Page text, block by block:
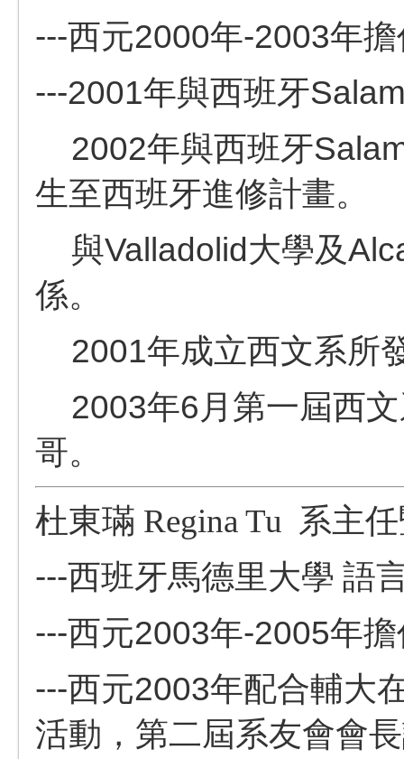
---西元2000年-2003年
---2001年與西班牙
2002年與西班牙
生至西班牙進修計畫。
與Valladolid大學及
係。
2001年成立西文系所
2003年6月第一屆西文
哥。
杜東璊 Regina Tu 系主
---西班牙馬德里大學 語
---西元2003年-2005年
---西元2003年配合輔大
活動， 第二屆系友會會